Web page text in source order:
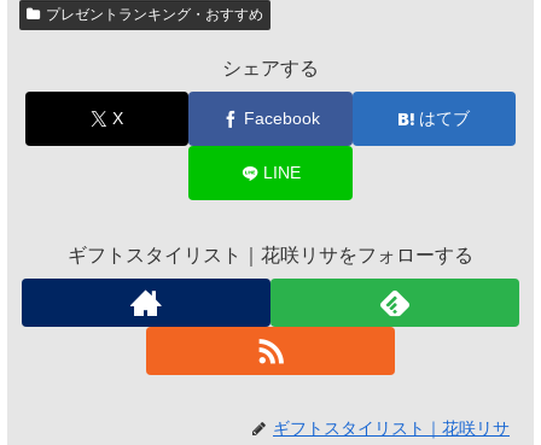
プレゼントランキング・おすすめ
シェアする
X Facebook はてブ
LINE
ギフトスタイリスト｜花咲リサをフォローする
ギフトスタイリスト｜花咲リサ